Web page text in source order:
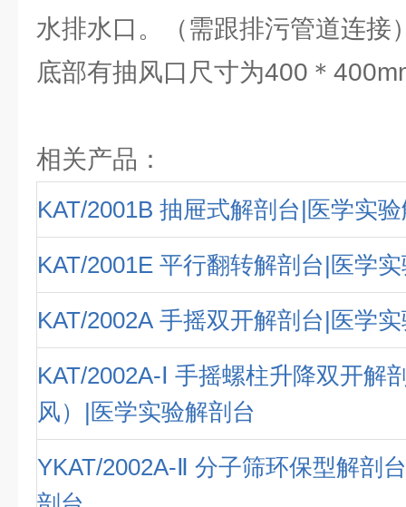
水排水口。（需跟排污管道连接
底部有抽风口尺寸为400＊
相关产品：
KAT/2001B 抽屉式解剖台|医学实
KAT/2001E 平行翻转解剖台|医学
KAT/2002A 手摇双开解剖台|医学
KAT/2002A-Ⅰ 手摇螺柱升降双开解
风）|医学实验解剖台
YKAT/2002A-Ⅱ 分子筛环保型解剖